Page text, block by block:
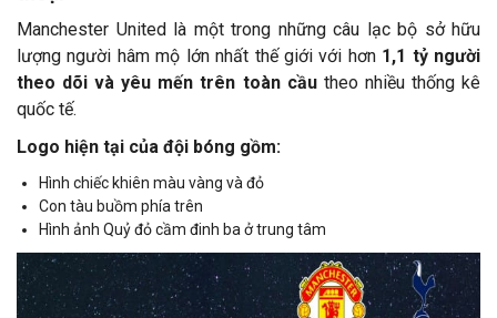
Manchester United là một trong những câu lạc bộ sở hữu
lượng người hâm mộ lớn nhất thế giới với hơn 1,1 tỷ người
theo dõi và yêu mến trên toàn cầutheo nhiều thống kê
quốc tế.
Logo hiện tại của đội bóng gồm:
Hình chiếc khiên màu vàng và đỏ
Con tàu buồm phía trên
Hình ảnh Quỷ đỏ cầm đinh ba ở trung tâm